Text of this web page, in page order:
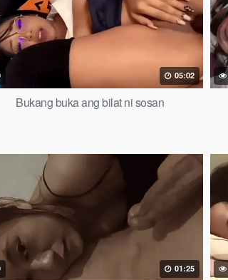
05:02
Bukang buka ang bilat ni sosan
01:25